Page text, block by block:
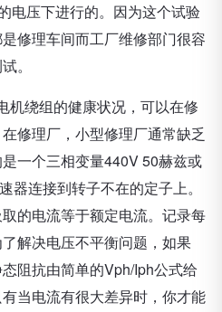
电压下进行的。因为这个试验
修理车间而工厂维修部门很容
。
机绕组的健康状况，可以在修
修理厂，小型修理厂通常缺乏
一个三相变量440V 50赫兹或
器连接到转子不在的定子上。
的电流等于额定电流。记录每
解决电压不平衡问题，如果
阻抗由简单的Vph/Iph公式给
当电流有很大差异时，你才能